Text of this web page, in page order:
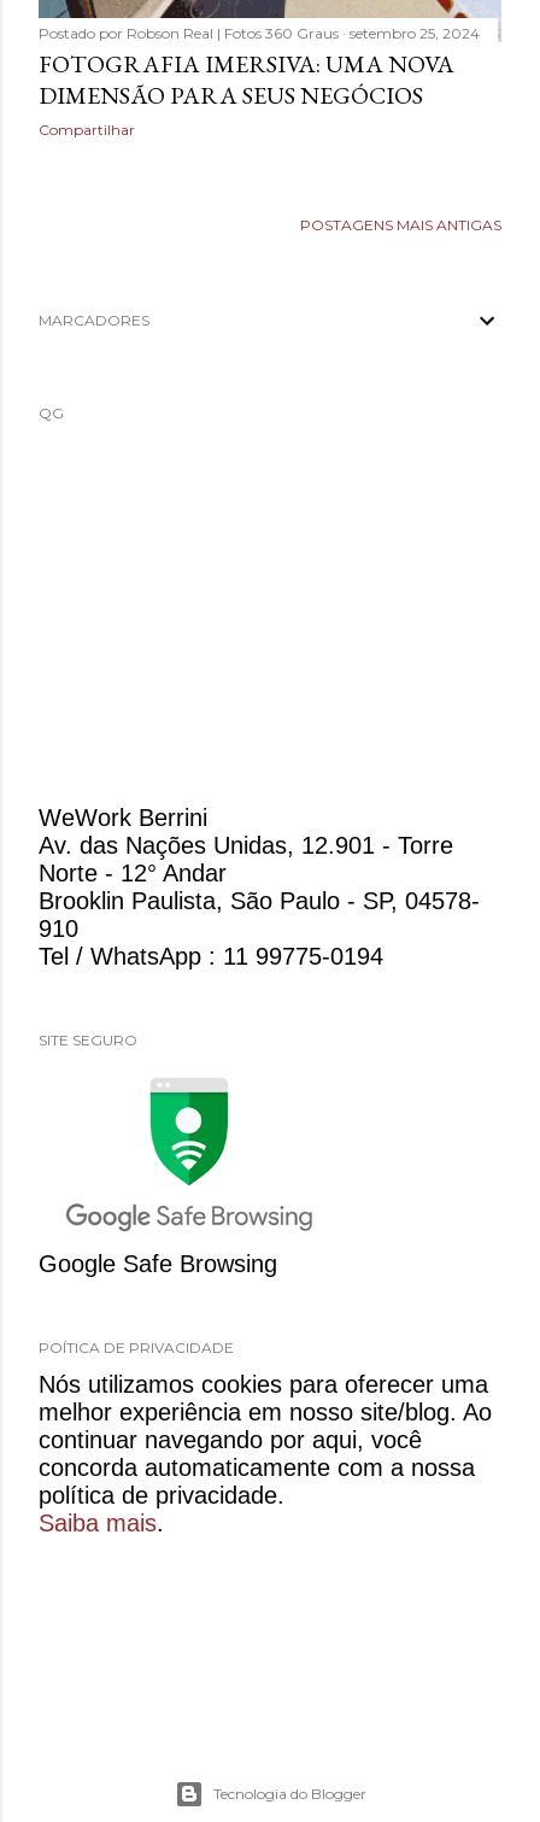
Postado por Robson Real | Fotos 360 Graus setembro 25, 2024
FOTOGRAFIA IMERSIVA: UMA NOVA
DIMENSÃO PARA SEUS NEGÓCIOS
Compartilhar
POSTAGENS MAIS ANTIGAS
MARCADORES
QG
WeWork Berrini
Av. das Nações Unidas, 12.901 - Torre
Norte - 12° Andar
Brooklin Paulista, São Paulo - SP, 04578-
910
Tel / WhatsApp : 11 99775-0194
SITE SEGURO
Google Safe Browsing
POÍTICA DE PRIVACIDADE
​​Nós utilizamos cookies para oferecer uma
melhor experiência em nosso site/blog. Ao
continuar navegando por aqui, você
concorda automaticamente com a nossa
política de privacidade.​
Saiba mais.
Tecnologia do Blogger